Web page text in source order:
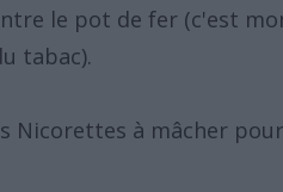
le pot de fer (c'est
tabac).
Nicorettes à mâcher